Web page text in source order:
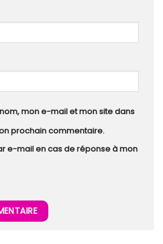
mon e-mail et mon site dans
prochain commentaire.
e-mail en cas de réponse à mon